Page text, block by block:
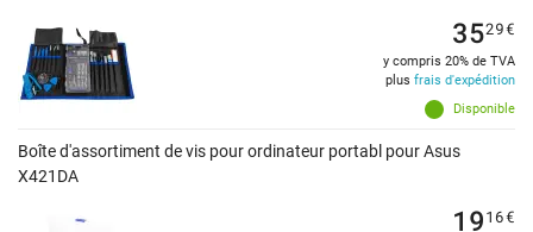
Disponible
3529€
y compris 20% de TVA
plus frais d'expédition
Boîte d'assortiment de vis pour ordinateur portabl pour Asus
X421DA
1916€